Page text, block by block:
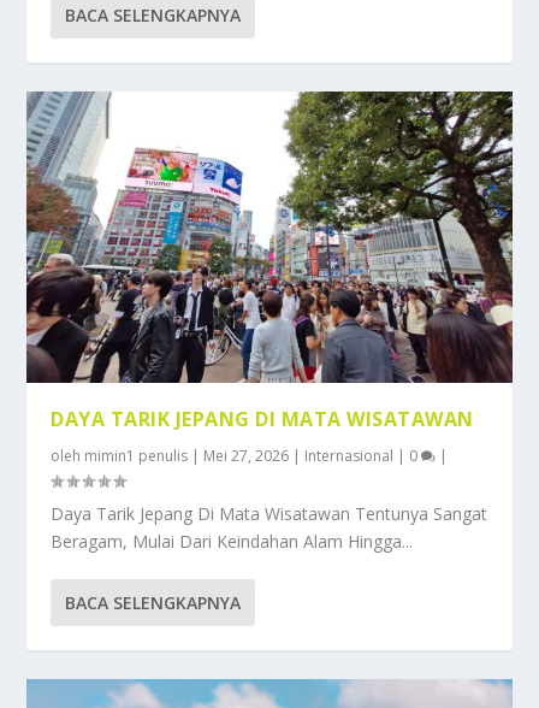
BACA SELENGKAPNYA
DAYA TARIK JEPANG DI MATA WISATAWAN
oleh mimin1 penulis | Mei 27, 2026 | Internasional | 0 |
Daya Tarik Jepang Di Mata Wisatawan Tentunya Sangat
Beragam, Mulai Dari Keindahan Alam Hingga...
BACA SELENGKAPNYA